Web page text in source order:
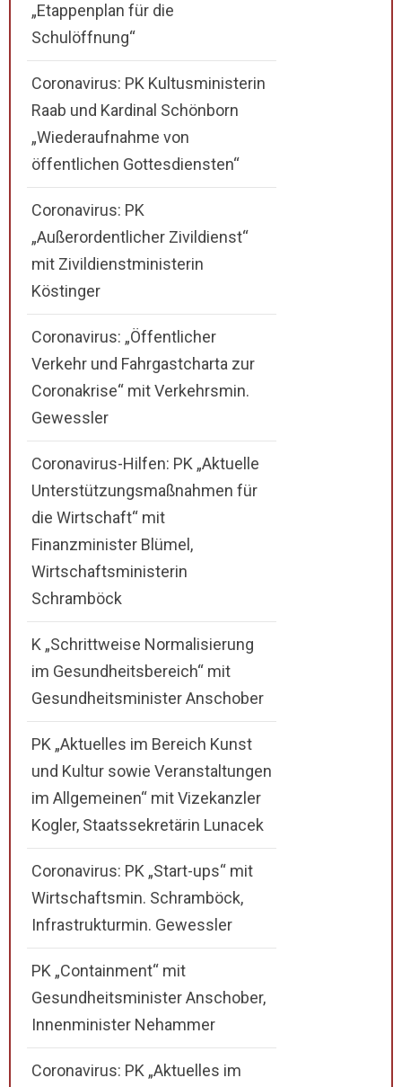
„Etappenplan für die
Schulöffnung“
Coronavirus: PK Kultusministerin
Raab und Kardinal Schönborn
„Wiederaufnahme von
öffentlichen Gottesdiensten“
Coronavirus: PK
„Außerordentlicher Zivildienst“
mit Zivildienstministerin
Köstinger
Coronavirus: „Öffentlicher
Verkehr und Fahrgastcharta zur
Coronakrise“ mit Verkehrsmin.
Gewessler
Coronavirus-Hilfen: PK „Aktuelle
Unterstützungsmaßnahmen für
die Wirtschaft“ mit
Finanzminister Blümel,
Wirtschaftsministerin
Schramböck
K „Schrittweise Normalisierung
im Gesundheitsbereich“ mit
Gesundheitsminister Anschober
PK „Aktuelles im Bereich Kunst
und Kultur sowie Veranstaltungen
im Allgemeinen“ mit Vizekanzler
Kogler, Staatssekretärin Lunacek
Coronavirus: PK „Start-ups“ mit
Wirtschaftsmin. Schramböck,
Infrastrukturmin. Gewessler
PK „Containment“ mit
Gesundheitsminister Anschober,
Innenminister Nehammer
Coronavirus: PK „Aktuelles im